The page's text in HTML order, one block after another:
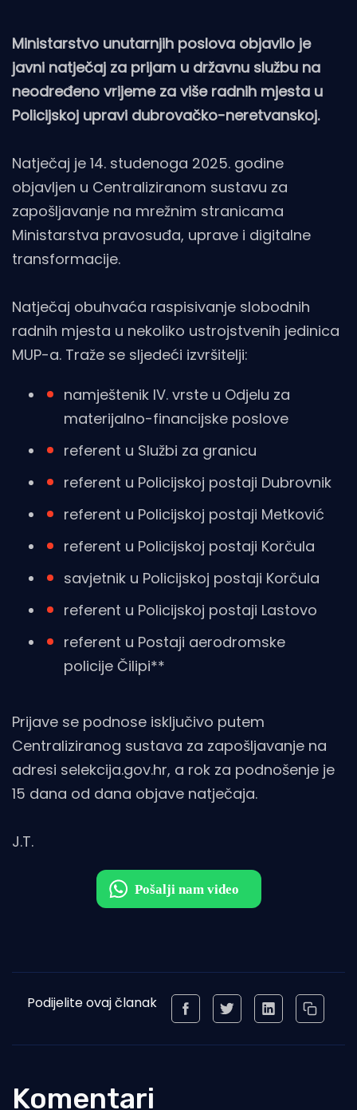
Ministarstvo unutarnjih poslova objavilo je
javni natječaj za prijam u državnu službu na
neodređeno vrijeme za više radnih mjesta u
Policijskoj upravi dubrovačko-neretvanskoj.
Natječaj je 14. studenoga 2025. godine
objavljen u Centraliziranom sustavu za
zapošljavanje na mrežnim stranicama
Ministarstva pravosuđa, uprave i digitalne
transformacije.
Natječaj obuhvaća raspisivanje slobodnih
radnih mjesta u nekoliko ustrojstvenih jedinica
MUP-a. Traže se sljedeći izvršitelji:
namještenik IV. vrste u Odjelu za
materijalno-financijske poslove
referent u Službi za granicu
referent u Policijskoj postaji Dubrovnik
referent u Policijskoj postaji Metković
referent u Policijskoj postaji Korčula
savjetnik u Policijskoj postaji Korčula
referent u Policijskoj postaji Lastovo
referent u Postaji aerodromske
policije Čilipi**
Prijave se podnose isključivo putem
Centraliziranog sustava za zapošljavanje na
adresi selekcija.gov.hr, a rok za podnošenje je
15 dana od dana objave natječaja.
J.T.
Podijelite ovaj članak
Komentari